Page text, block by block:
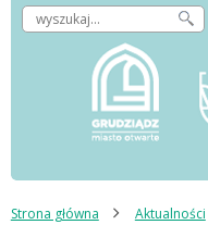
Wpisz
szukaną
Strona główna Aktualności